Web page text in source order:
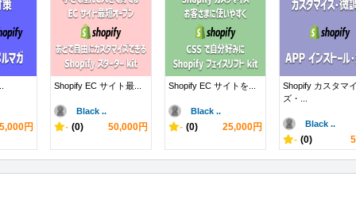
円
Shopify EC サイト最...
Black ..
- (0) 50,000円
Shopify EC サイトを...
Black ..
- (0) 25,000円
Shopify カスタマ
ズ・...
Black ..
- (0)